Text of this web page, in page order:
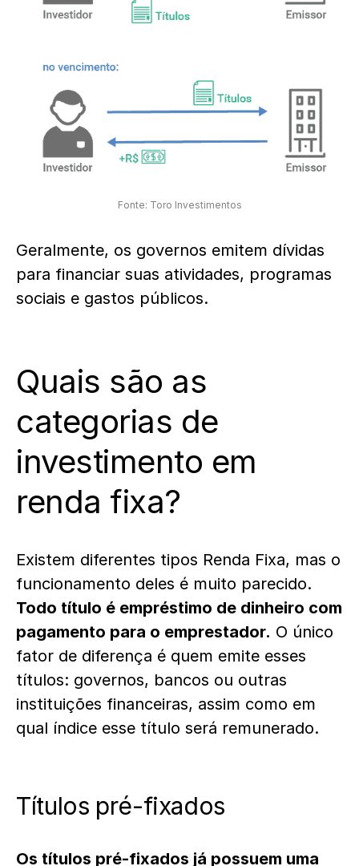
Fonte: Toro Investimentos
Geralmente, os governos emitem dívidas
para financiar suas atividades, programas
sociais e gastos públicos.
Quais são as
categorias de
investimento em
renda fixa?
Existem diferentes tipos Renda Fixa, mas o
funcionamento deles é muito parecido.
Todo título é empréstimo de dinheiro com
pagamento para o emprestador. O único
fator de diferença é quem emite esses
títulos: governos, bancos ou outras
instituições financeiras, assim como em
qual índice esse título será remunerado.
Títulos pré-fixados
Os títulos pré-fixados já possuem uma